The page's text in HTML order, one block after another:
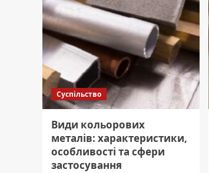
Суспільство
Види кольорових
металів: характеристики,
особливості та сфери
застосування